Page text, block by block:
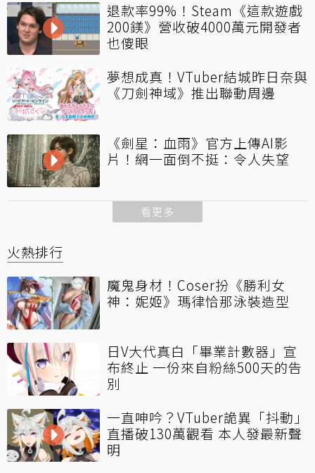
退款率99%！Steam《這款遊戲
200鎂》營收破4000萬元開發者
也傻眼
夢想成真！VTuber結城昨日奈與
《刀劍神域》推出聯動周邊
《劍星：血雨》官方上傳AI影
片！網一面倒不挺：令人失望
看更多
火熱排行
魔鬼身材！Coser扮《勝利女
神：妮姬》瑪律恰那泳裝造型
日V大代真白「畢業計數器」宣
布終止 一份來自粉絲500天的告
別
一直呻吟？VTuber詭異「抖動」
直播破130萬觀看 本人發最新聲
明